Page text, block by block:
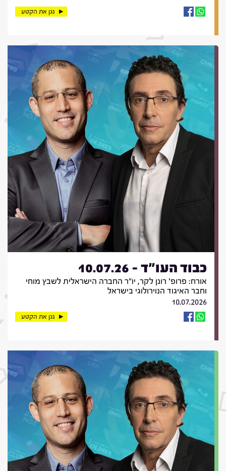
נגן את הקטע
כבוד העו"ד - 10.07.26
אורח: פרופ' רונן לקר, יו"ר החברה הישראלית לשבץ מוחי
וחבר האיגוד הנוירולוגי בישראל
10.07.2026
נגן את הקטע